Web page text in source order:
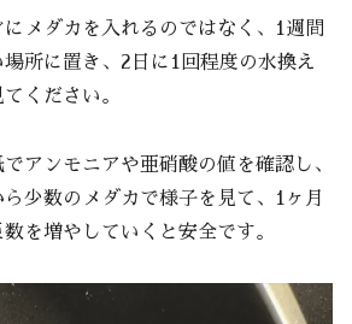
メダカを入れるのではなく、1週間
所に置き、2日に1回程度の水換え
ください。
アンモニアや亜硝酸の値を確認し、
少数のメダカで様子を見て、1ヶ月
を増やしていくと安全です。